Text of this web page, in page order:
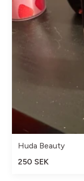
Huda Beauty
250 SEK